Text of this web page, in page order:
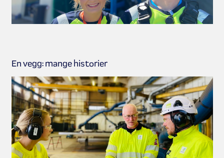
En vegg: mange historier